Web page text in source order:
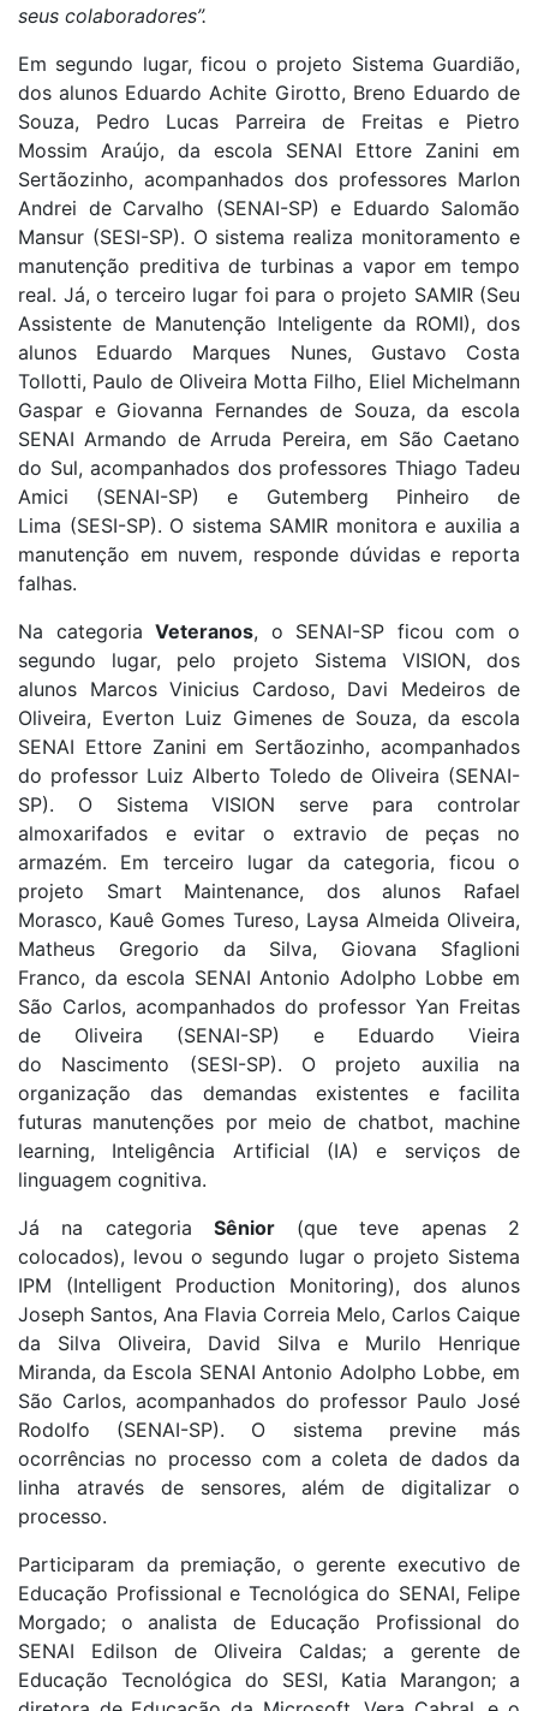
seus colaboradores”.
Em segundo lugar, ficou o projeto Sistema Guardião,
dos alunos Eduardo Achite Girotto, Breno Eduardo de
Souza, Pedro Lucas Parreira de Freitas e Pietro
Mossim Araújo, da escola SENAI Ettore Zanini em
Sertãozinho, acompanhados dos professores Marlon
Andrei de Carvalho (SENAI-SP) e Eduardo Salomão
Mansur (SESI-SP). O sistema realiza monitoramento e
manutenção preditiva de turbinas a vapor em tempo
real. Já, o terceiro lugar foi para o projeto SAMIR (Seu
Assistente de Manutenção Inteligente da ROMI), dos
alunos Eduardo Marques Nunes, Gustavo Costa
Tollotti, Paulo de Oliveira Motta Filho, Eliel Michelmann
Gaspar e Giovanna Fernandes de Souza, da escola
SENAI Armando de Arruda Pereira, em São Caetano
do Sul, acompanhados dos professores Thiago Tadeu
Amici (SENAI-SP) e Gutemberg Pinheiro de
Lima (SESI-SP). O sistema SAMIR monitora e auxilia a
manutenção em nuvem, responde dúvidas e reporta
falhas.
Na categoriaVeteranos, o SENAI-SP ficou com o
segundo lugar, pelo projeto Sistema VISION, dos
alunos Marcos Vinicius Cardoso, Davi Medeiros de
Oliveira, Everton Luiz Gimenes de Souza, da escola
SENAI Ettore Zanini em Sertãozinho, acompanhados
do professor Luiz Alberto Toledo de Oliveira (SENAI-
SP). O Sistema VISION serve para controlar
almoxarifados e evitar o extravio de peças no
armazém. Em terceiro lugar da categoria, ficou o
projeto Smart Maintenance, dos alunos Rafael
Morasco, Kauê Gomes Tureso, Laysa Almeida Oliveira,
Matheus Gregorio da Silva, Giovana Sfaglioni
Franco, da escola SENAI Antonio Adolpho Lobbe em
São Carlos, acompanhados do professor Yan Freitas
de Oliveira (SENAI-SP) e Eduardo Vieira
do Nascimento (SESI-SP). O projeto auxilia na
organização das demandas existentes e facilita
futuras manutenções por meio de chatbot, machine
learning, Inteligência Artificial (IA) e serviços de
linguagem cognitiva.
Já na categoria Sênior(que teve apenas 2
colocados), levou o segundo lugar o projeto Sistema
IPM (Intelligent Production Monitoring), dos alunos
Joseph Santos, Ana Flavia Correia Melo, Carlos Caique
da Silva Oliveira, David Silva e Murilo Henrique
Miranda, da Escola SENAI Antonio Adolpho Lobbe, em
São Carlos, acompanhados do professor Paulo José
Rodolfo (SENAI-SP). O sistema previne más
ocorrências no processo com a coleta de dados da
linha através de sensores, além de digitalizar o
processo.
Participaram da premiação, o gerente executivo de
Educação Profissional e Tecnológica do SENAI, Felipe
Morgado; o analista de Educação Profissional do
SENAI Edilson de Oliveira Caldas; a gerente de
Educação Tecnológica do SESI, Katia Marangon; a